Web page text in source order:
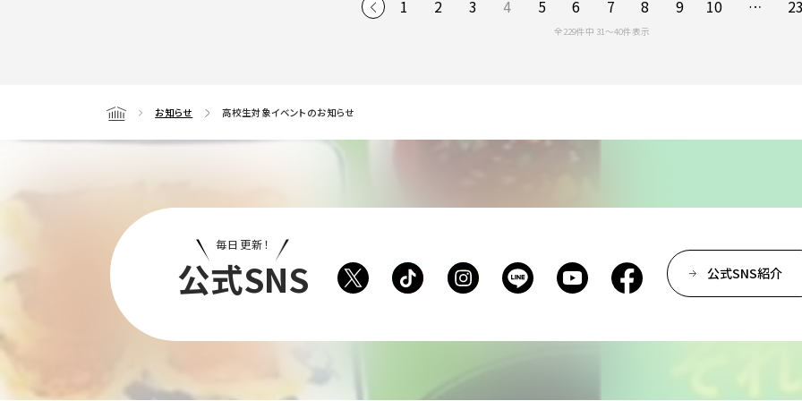
1 2 3 4 5 6 7 8 9 10 …
全229件中 31〜40件表示
Home お知らせ 高校生対象イベントのお知らせ
毎日更新！
公式SNS 公式SNS紹介